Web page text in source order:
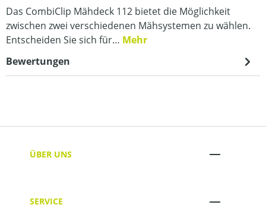
Das CombiClip Mähdeck 112 bietet die Möglichkeit
zwischen zwei verschiedenen Mähsystemen zu wählen.
Entscheiden Sie sich für… Mehr
Bewertungen
ÜBER UNS
SERVICE